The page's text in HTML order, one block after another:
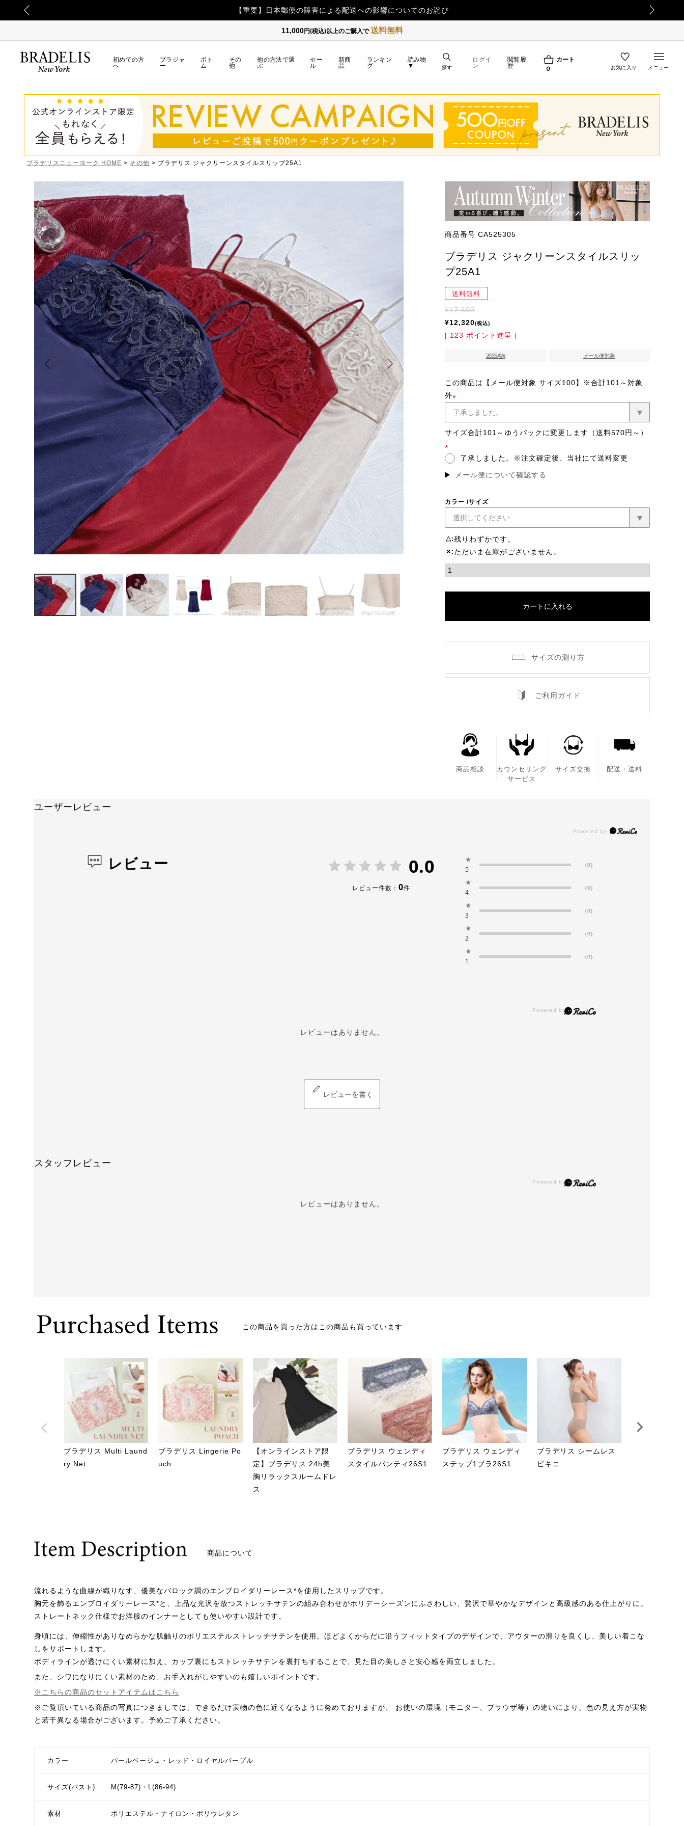
【重要】日本郵便の障害による配送への影響についてのお詫び
11,000円(税込)以上のご購入で送料無料
初めての方
へ
ブラジャ
ー
ボト
ム
その
他
他の方法で選
ぶ
セー
ル
新商
品
ランキン
グ
読み物
▼
ログイ
ン
閲覧履
歴
カート
0
探す お気に入り メニュー
ブラデリスニューヨーク HOME その他 ブラデリス ジャクリーンスタイルスリップ25A1
ロイヤルパー
レッド
パールベージ
商品番号 CA525305
ブラデリス ジャクリーンスタイルスリッ
プ25A1
送料無料
¥17,600
¥12,320 税込
[ 123 ポイント進呈 ]
2025AW メール便対象
この商品は【メール便対象 サイズ100】※合計101～対象
外
(必
須)
サイズ合計101～ゆうパックに変更します（送料570円～）
(必
須)
了承しました。※注文確定後、当社にて送料変更
メール便について確認する
カラー サイズ
△ 残りわずかです。
✕ ただいま在庫がございません。
カートに入れる
サイズの測り方
ご利用ガイド
商品相談
カウンセリング
サービス
サイズ交換 配送・送料
ユーザーレビュー
レビュー 0.0
レビュー件数： 0件
★
5
(0)
★
4
(0)
★
3
(0)
★
2
(0)
★
1
(0)
レビューはありません。
レビューを書く
スタッフレビュー
レビューはありません。
この商品を買った方はこの商品も買っています
ブラデリス Multi Laund
ry Net
ブラデリス Lingerie Po
uch
【オンラインストア限
定】ブラデリス 24h美
胸リラックスルームドレ
ス
ブラデリス ウェンディ
スタイルパンティ26S1
ブラデリス ウェンディ
ステップ1ブラ26S1
ブラデリス シームレス
ビキニ
商品について
流れるような曲線が織りなす、優美なバロック調のエンブロイダリーレース*を使用したスリップです。
胸元を飾るエンブロイダリーレース*と、上品な光沢を放つストレッチサテンの組み合わせがホリデーシーズンにふさわしい、贅沢で華やかなデザインと高級感のある仕上がりに。
ストレートネック仕様でお洋服のインナーとしても使いやすい設計です。
身頃には、伸縮性がありなめらかな肌触りのポリエステルストレッチサテンを使用。ほどよくからだに沿うフィットタイプのデザインで、アウターの滑りを良くし、美しい着こな
しをサポートします。
ボディラインが透けにくい素材に加え、カップ裏にもストレッチサテンを裏打ちすることで、見た目の美しさと安心感を両立しました。
また、シワになりにくい素材のため、お手入れがしやすいのも嬉しいポイントです。
※こちらの商品のセットアイテムはこちら
※ご覧頂いている商品の写真につきましては、できるだけ実物の色に近くなるように努めておりますが、 お使いの環境（モニター、ブラウザ等）の違いにより、色の見え方が実物
と若干異なる場合がございます。予めご了承ください。
カラー パールベージュ・レッド・ロイヤルパープル
サイズ(バスト) M(79-87)・L(86-94)
素材 ポリエステル・ナイロン・ポリウレタン